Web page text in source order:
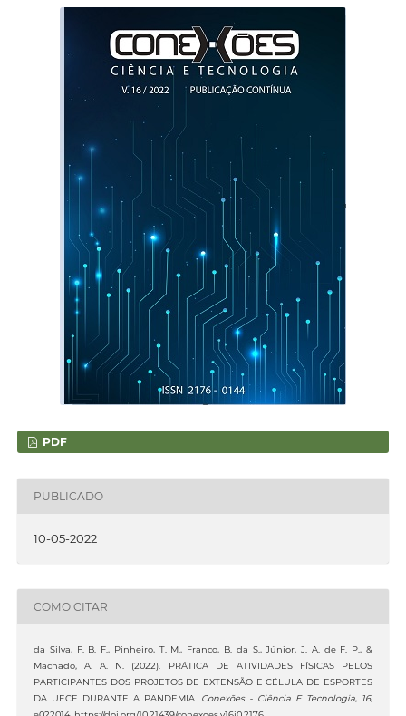
PDF
PUBLICADO
10-05-2022
COMO CITAR
da Silva, F. B. F., Pinheiro, T. M., Franco, B. da S., Júnior, J. A. de F. P., &
Machado, A. A. N. (2022). PRÁTICA DE ATIVIDADES FÍSICAS PELOS
PARTICIPANTES DOS PROJETOS DE EXTENSÃO E CÉLULA DE ESPORTES
DA UECE DURANTE A PANDEMIA. Conexões - Ciência E Tecnologia, 16,